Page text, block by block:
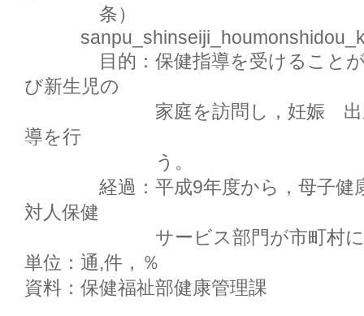
条）
目的：保健指導を受けることが
び新生児の
家庭を訪問し，妊娠　出産　
導を行
う。
経過：平成9年度から，母子健康
対人保健
サービス部門が市町村に移
単位：通,件，％